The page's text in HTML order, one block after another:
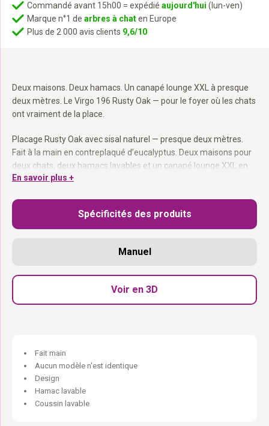
Deux maisons. Deux hamacs. Un canapé lounge XXL à presque
deux mètres. Le Virgo 196 Rusty Oak — pour le foyer où les chats
ont vraiment de la place.
Placage Rusty Oak avec sisal naturel — presque deux mètres.
Fait à la main en contreplaqué d’eucalyptus. Deux maisons pour
deux chats, deux hamacs lavables et un canapé lounge XXL en
haut à presque deux mètres de hauteur. La peluche est douce et
Fait à la main en eucalyptus :Presque deux mètres de qualité
artisanale.
Un espace fermé pour chaque chatte.
balancer.
En savoir plus +
Commandé avant 15h00 = expédié aujourd'hui (lun-ven)
Marque n°1 de arbres à chaten Europe
Plus de 2 000 avis clients 9,6/10
Spécificités des produits
Manuel
Voir en 3D
Fait main
Aucun modèle n'est identique
Design
Hamac lavable
Coussin lavable